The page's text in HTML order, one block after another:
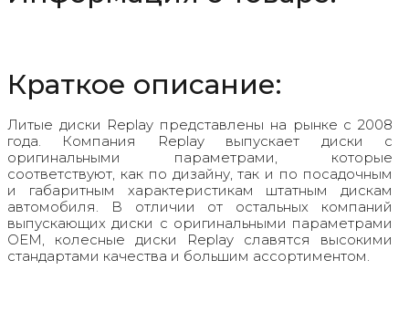
Краткое описание:
Литые диски Replay представлены на рынке с 2008
года. Компания Replay выпускает диски с
оригинальными параметрами, которые
соответствуют, как по дизайну, так и по посадочным
и габаритным характеристикам штатным дискам
автомобиля. В отличии от остальных компаний
выпускающих диски с оригинальными параметрами
OEM, колесные диски Replay славятся высокими
стандартами качества и большим ассортиментом.